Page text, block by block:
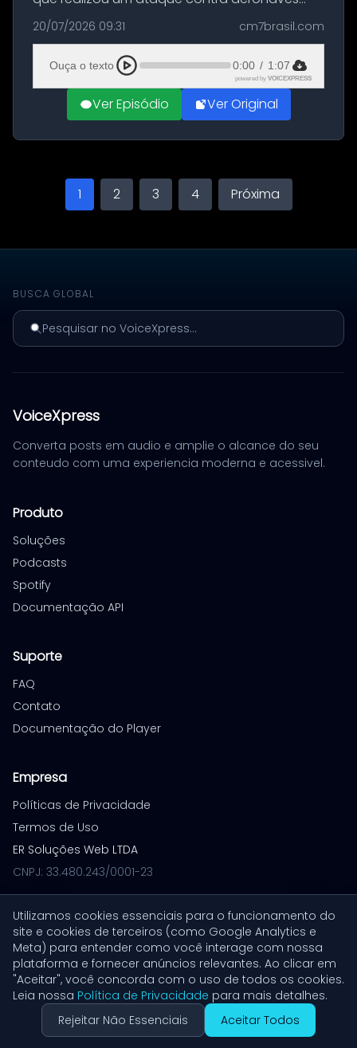
militares dos Estados Unidos estacionadas no
Aeroporto de Aqaba, na Jordânia, durante a
21ª fase da Operação Nasr 2. A...
20/07/2026 09:31 cm7brasil.com
Ouça o texto 0:00 / 1:07
powered by VOICEXPRESS
Ver Episódio Ver Original
1 2 3 4 Próxima
BUSCA GLOBAL
Pesquisar no VoiceXpress...
VoiceXpress
Converta posts em audio e amplie o alcance do seu
conteudo com uma experiencia moderna e acessivel.
Produto
Soluções
Podcasts
Spotify
Documentação API
Suporte
FAQ
Contato
Documentação do Player
Empresa
Políticas de Privacidade
Termos de Uso
ER Soluções Web LTDA
CNPJ: 33.480.243/0001-23
© 2026 VoiceXpress. Todos os direitos reservados.
Build: 1779730054
Utilizamos cookies essenciais para o funcionamento do
site e cookies de terceiros (como Google Analytics e
Meta) para entender como você interage com nossa
plataforma e fornecer anúncios relevantes. Ao clicar em
"Aceitar", você concorda com o uso de todos os cookies.
Leia nossa Política de Privacidade para mais detalhes.
Rejeitar Não Essenciais
Aceitar Todos